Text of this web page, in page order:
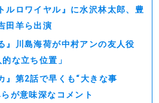
ルロワイヤル』に水沢林太郎、豊
田羊ら出演
』川島海荷が中村アンの友人役
な立ち位置」
』第2話で早くも“大きな事
が意味深なコメント